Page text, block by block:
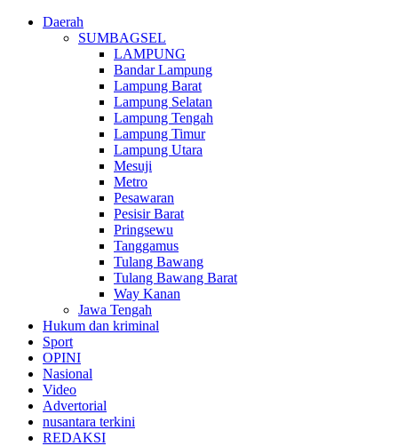
Daerah
SUMBAGSEL
LAMPUNG
Bandar Lampung
Lampung Barat
Lampung Selatan
Lampung Tengah
Lampung Timur
Lampung Utara
Mesuji
Metro
Pesawaran
Pesisir Barat
Pringsewu
Tanggamus
Tulang Bawang
Tulang Bawang Barat
Way Kanan
Jawa Tengah
Hukum dan kriminal
Sport
OPINI
Nasional
Video
Advertorial
nusantara terkini
REDAKSI